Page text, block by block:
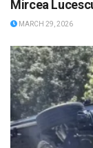
Mircea
MARCH 29, 2026